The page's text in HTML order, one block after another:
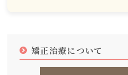
矯正治療について